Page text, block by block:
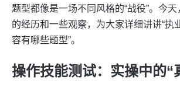
题型都像是一场不同风格的“战役”。今
的经历和一些观察，为大家详细讲讲“执
容有哪些题型”。
操作技能测试：实操中的“